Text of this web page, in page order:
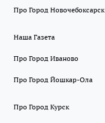
Про Город Новочебоксарск
Наша Газета
Про Город Иваново
Про Город Йошкар-Ола
Про Город Курск